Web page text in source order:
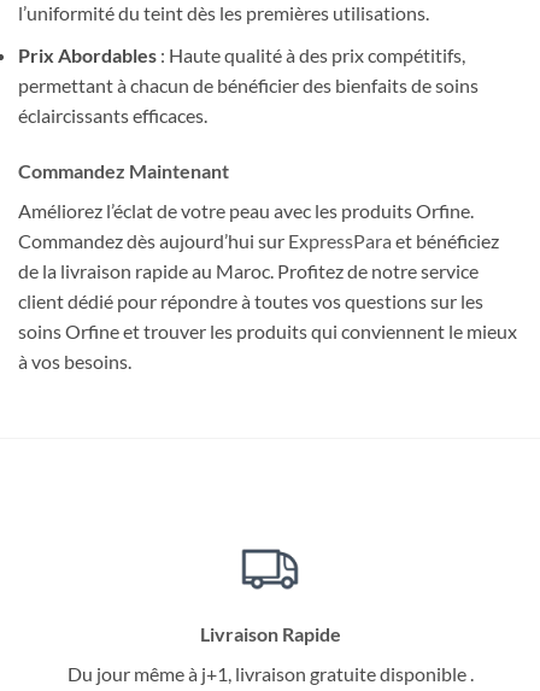
l’uniformité du teint dès les premières utilisations.
Prix Abordables : Haute qualité à des prix compétitifs,
permettant à chacun de bénéficier des bienfaits de soins
éclaircissants efficaces.
Commandez Maintenant
Améliorez l’éclat de votre peau avec les produits Orfine.
Commandez dès aujourd’hui sur ExpressPara et bénéficiez
de la livraison rapide au Maroc. Profitez de notre service
client dédié pour répondre à toutes vos questions sur les
soins Orfine et trouver les produits qui conviennent le mieux
à vos besoins.
Livraison Rapide
Du jour même à j+1, livraison gratuite disponible .